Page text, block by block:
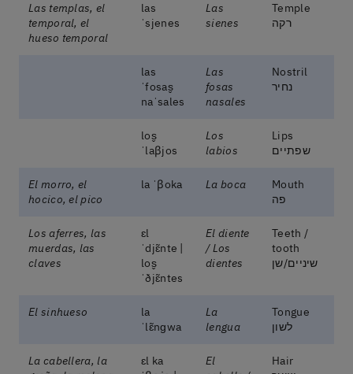
Temple
רקה
Las
sienes
las
ˈsjenes
Las templas, el
temporal, el
hueso temporal
Nostril
נחיר
Las
fosas
nasales
las
ˈfosas̬
naˈsales
Lips
שפתיים
Los
labios
los̬
ˈlaβjos
Mouth
פה
La boca
la ˈβoka
El morro, el
hocico, el pico
Teeth /
tooth
שיניים/שן
El diente
/ Los
dientes
ɛl
ˈdjɛ̃nte |
los̬
ˈðjɛ̃ntes
Los aferres, las
muerdas, las
claves
Tongue
לשון
La
lengua
la
ˈlɛ̃nɡwa
El sinhueso
Hair
El
ɛl ka
La cabellera, la